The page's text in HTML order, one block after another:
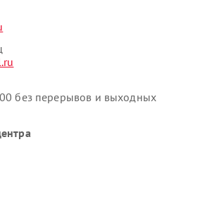
без перерывов и выходных